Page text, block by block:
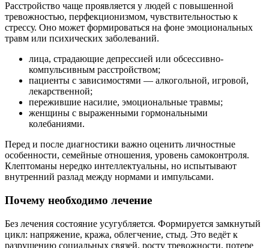
Расстройство чаще проявляется у людей с повышенной
тревожностью, перфекционизмом, чувствительностью к
стрессу. Оно может формироваться на фоне эмоциональных
травм или психических заболеваний.
лица, страдающие депрессией или обсессивно-
компульсивным расстройством;
пациенты с зависимостями — алкогольной, игровой,
лекарственной;
пережившие насилие, эмоциональные травмы;
женщины с выраженными гормональными
колебаниями.
Перед и после диагностики важно оценить личностные
особенности, семейные отношения, уровень самоконтроля.
Клептоманы нередко интеллектуальны, но испытывают
внутренний разлад между нормами и импульсами.
Почему необходимо лечение
Без лечения состояние усугубляется. Формируется замкнутый
цикл: напряжение, кража, облегчение, стыд. Это ведёт к
разрушению социальных связей, росту тревожности, потере